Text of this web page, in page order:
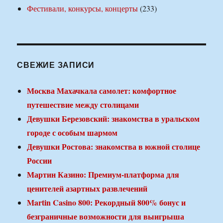
Фестивали, конкурсы, концерты(233)
СВЕЖИЕ ЗАПИСИ
Москва Махачкала самолет: комфортное
путешествие между столицами
Девушки Березовский: знакомства в уральском
городе с особым шармом
Девушки Ростова: знакомства в южной столице
России
Мартин Казино: Премиум-платформа для
ценителей азартных развлечений
Martin Casino 800: Рекордный 800% бонус и
безграничные возможности для выигрыша